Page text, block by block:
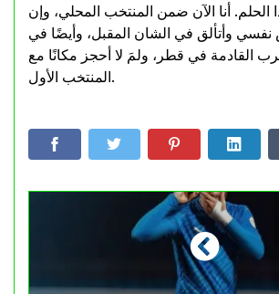
الحلم. أنا الآن ضمن المنتخب المحلي، وإن
نفسي وأتألق في الشان المقبل، وأيضًا في
القادمة في قطر، ولمَ لا أحجز مكانًا مع
المنتخب الأول.